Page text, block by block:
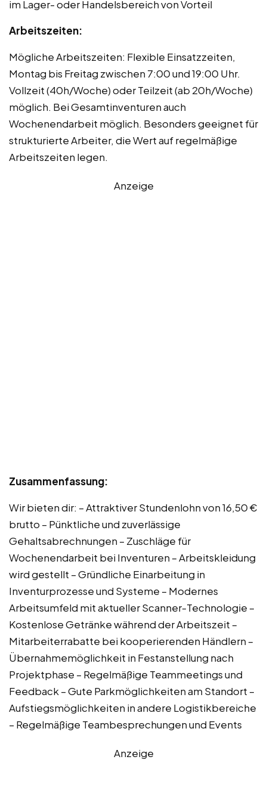
im Lager- oder Handelsbereich von Vorteil
Arbeitszeiten:
Mögliche Arbeitszeiten: Flexible Einsatzzeiten,
Montag bis Freitag zwischen 7:00 und 19:00 Uhr.
Vollzeit (40h/Woche) oder Teilzeit (ab 20h/Woche)
möglich. Bei Gesamtinventuren auch
Wochenendarbeit möglich. Besonders geeignet für
strukturierte Arbeiter, die Wert auf regelmäßige
Arbeitszeiten legen.
Anzeige
Zusammenfassung:
Wir bieten dir: – Attraktiver Stundenlohn von 16,50 €
brutto – Pünktliche und zuverlässige
Gehaltsabrechnungen – Zuschläge für
Wochenendarbeit bei Inventuren – Arbeitskleidung
wird gestellt – Gründliche Einarbeitung in
Inventurprozesse und Systeme – Modernes
Arbeitsumfeld mit aktueller Scanner-Technologie –
Kostenlose Getränke während der Arbeitszeit –
Mitarbeiterrabatte bei kooperierenden Händlern –
Übernahmemöglichkeit in Festanstellung nach
Projektphase – Regelmäßige Teammeetings und
Feedback – Gute Parkmöglichkeiten am Standort –
Aufstiegsmöglichkeiten in andere Logistikbereiche
– Regelmäßige Teambesprechungen und Events
Anzeige